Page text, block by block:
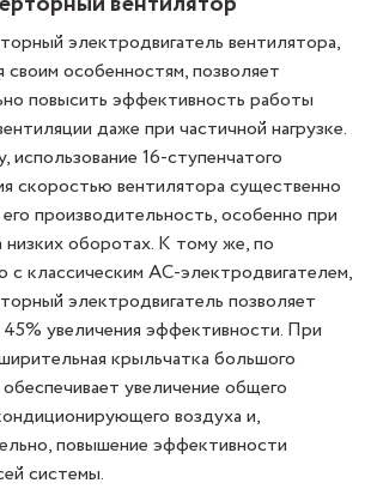
электродвигатель вентилятора,
своим особенностям, позволяет
повысить эффективность работы
даже при частичной нагрузке.
использование 16-ступенчатого
скоростью вентилятора существенно
производительность, особенно при
низких оборотах. К тому же, по
с классическим АС-электродвигателем,
электродвигатель позволяет
увеличения эффективности. При
крыльчатка большого
увеличение общего
воздуха и,
повышение эффективности
системы.